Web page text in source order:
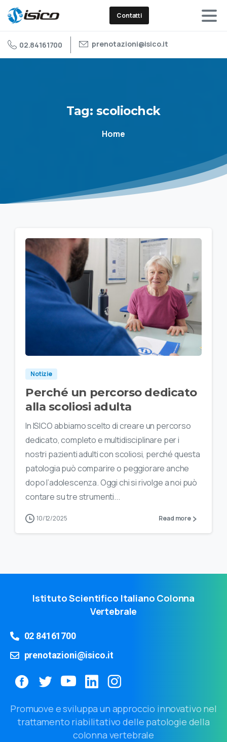
Contatti
02.84161700 prenotazioni@isico.it
Tag: scoliochck
Home
Notizie
Perché un percorso dedicato
alla scoliosi adulta
In ISICO abbiamo scelto di creare un percorso
dedicato, completo e multidisciplinare per i
nostri pazienti adulti con scoliosi, perché questa
patologia può comparire o peggiorare anche
dopo l’adolescenza. Oggi chi si rivolge a noi può
contare su tre strumenti...
10/12/2025 Read more
Istituto Scientifico Italiano Colonna
Vertebrale
02 84161700
prenotazioni@isico.it
Promuove e sviluppa un approccio innovativo nel
trattamento riabilitativo delle patologie della
colonna vertebrale